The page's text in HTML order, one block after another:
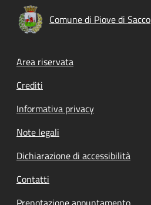
Comune di Piove di Sacco
Footer menu
Area riservata
Crediti
Informativa privacy
Note legali
Dichiarazione di accessibilità
Contatti